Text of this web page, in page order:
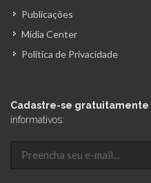
Publicações
Mídia Center
Política de Privacidade
Cadastre-se gratuitamente
informativos: